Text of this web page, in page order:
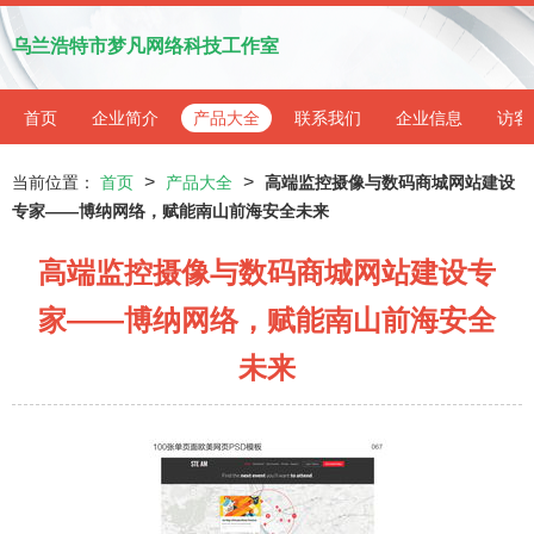
乌兰浩特市梦凡网络科技工作室
首页 企业简介 产品大全 联系我们 企业信息 访客
当前位置： 首页 > 产品大全 > 高端监控摄像与数码商城网站建设
专家——博纳网络，赋能南山前海安全未来
高端监控摄像与数码商城网站建设专
家——博纳网络，赋能南山前海安全
未来